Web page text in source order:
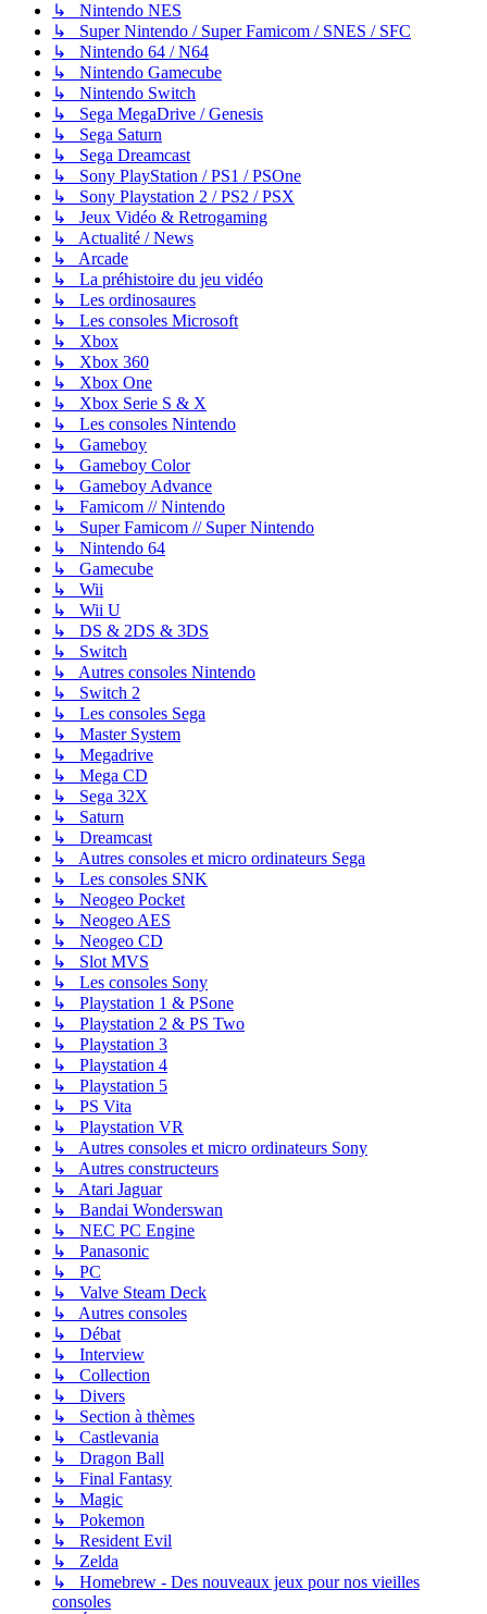
↳ Nintendo NES
↳ Super Nintendo / Super Famicom / SNES / SFC
↳ Nintendo 64 / N64
↳ Nintendo Gamecube
↳ Nintendo Switch
↳ Sega MegaDrive / Genesis
↳ Sega Saturn
↳ Sega Dreamcast
↳ Sony PlayStation / PS1 / PSOne
↳ Sony Playstation 2 / PS2 / PSX
↳ Jeux Vidéo & Retrogaming
↳ Actualité / News
↳ Arcade
↳ La préhistoire du jeu vidéo
↳ Les ordinosaures
↳ Les consoles Microsoft
↳ Xbox
↳ Xbox 360
↳ Xbox One
↳ Xbox Serie S & X
↳ Les consoles Nintendo
↳ Gameboy
↳ Gameboy Color
↳ Gameboy Advance
↳ Famicom // Nintendo
↳ Super Famicom // Super Nintendo
↳ Nintendo 64
↳ Gamecube
↳ Wii
↳ Wii U
↳ DS & 2DS & 3DS
↳ Switch
↳ Autres consoles Nintendo
↳ Switch 2
↳ Les consoles Sega
↳ Master System
↳ Megadrive
↳ Mega CD
↳ Sega 32X
↳ Saturn
↳ Dreamcast
↳ Autres consoles et micro ordinateurs Sega
↳ Les consoles SNK
↳ Neogeo Pocket
↳ Neogeo AES
↳ Neogeo CD
↳ Slot MVS
↳ Les consoles Sony
↳ Playstation 1 & PSone
↳ Playstation 2 & PS Two
↳ Playstation 3
↳ Playstation 4
↳ Playstation 5
↳ PS Vita
↳ Playstation VR
↳ Autres consoles et micro ordinateurs Sony
↳ Autres constructeurs
↳ Atari Jaguar
↳ Bandai Wonderswan
↳ NEC PC Engine
↳ Panasonic
↳ PC
↳ Valve Steam Deck
↳ Autres consoles
↳ Débat
↳ Interview
↳ Collection
↳ Divers
↳ Section à thèmes
↳ Castlevania
↳ Dragon Ball
↳ Final Fantasy
↳ Magic
↳ Pokemon
↳ Resident Evil
↳ Zelda
↳ Homebrew - Des nouveaux jeux pour nos vieilles
consoles